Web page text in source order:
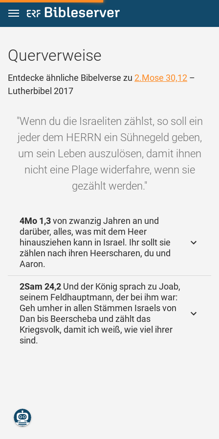
Zum Inhalt springen
Querverweise
Entdecke ähnliche Bibelverse zu 2.Mose 30,12 –
Lutherbibel 2017
"Wenn du die Israeliten zählst, so soll ein
jeder dem HERRN ein Sühnegeld geben,
um sein Leben auszulösen, damit ihnen
nicht eine Plage widerfahre, wenn sie
gezählt werden."
4Mo 1,3von zwanzig Jahren an und
darüber, alles, was mit dem Heer
hinausziehen kann in Israel. Ihr sollt sie
zählen nach ihren Heerscharen, du und
Aaron.
2Sam 24,2 Und der König sprach zu Joab,
seinem Feldhauptmann, der bei ihm war:
Geh umher in allen Stämmen Israels von
Dan bis Beerscheba und zählt das
Kriegsvolk, damit ich weiß, wie viel ihrer
sind.